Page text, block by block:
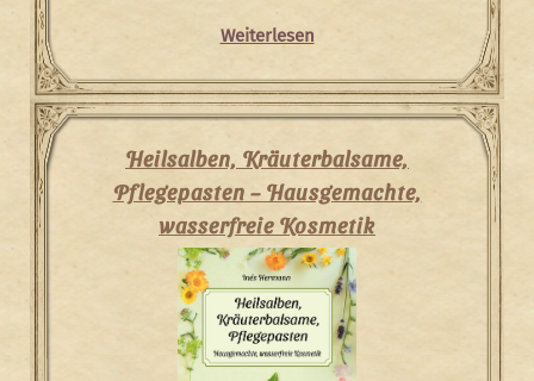
Weiterlesen
Heilsalben, Kräuterbalsame,
Pflegepasten – Hausgemachte,
wasserfreie Kosmetik